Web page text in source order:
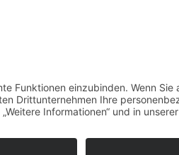
Schlafzimmer
Wassertank Yoga